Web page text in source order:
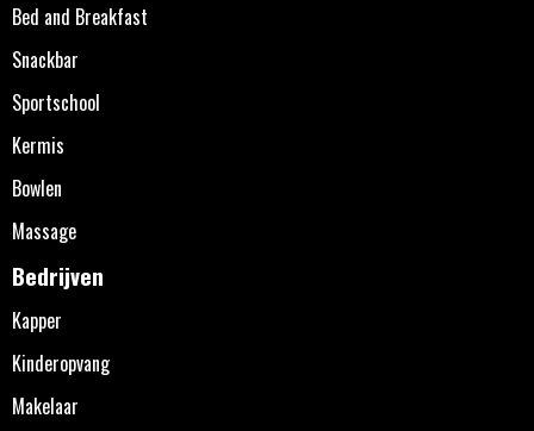
Bed and Breakfast
Snackbar
Sportschool
Kermis
Bowlen
Massage
Bedrijven
Kapper
Kinderopvang
Makelaar